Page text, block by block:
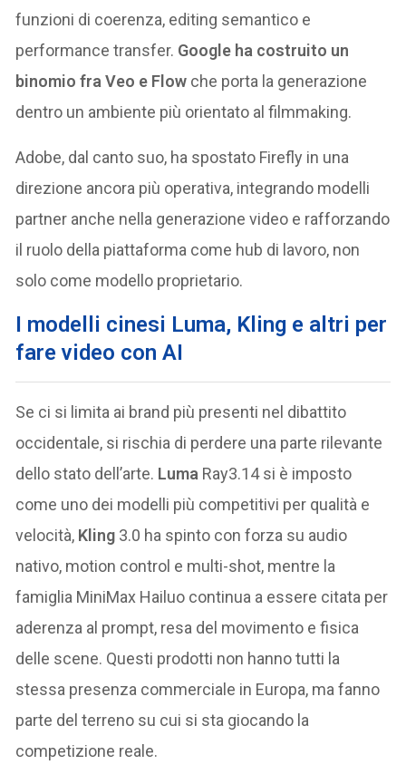
funzioni di coerenza, editing semantico e
performance transfer. Google ha costruito un
binomio fra Veo e Flow che porta la generazione
dentro un ambiente più orientato al filmmaking.
Adobe, dal canto suo, ha spostato Firefly in una
direzione ancora più operativa, integrando modelli
partner anche nella generazione video e rafforzando
il ruolo della piattaforma come hub di lavoro, non
solo come modello proprietario.
I modelli cinesi Luma, Kling e altri per
fare video con AI
Se ci si limita ai brand più presenti nel dibattito
occidentale, si rischia di perdere una parte rilevante
dello stato dell’arte. Luma Ray3.14 si è imposto
come uno dei modelli più competitivi per qualità e
velocità, Kling 3.0 ha spinto con forza su audio
nativo, motion control e multi-shot, mentre la
famiglia MiniMax Hailuo continua a essere citata per
aderenza al prompt, resa del movimento e fisica
delle scene. Questi prodotti non hanno tutti la
stessa presenza commerciale in Europa, ma fanno
parte del terreno su cui si sta giocando la
competizione reale.